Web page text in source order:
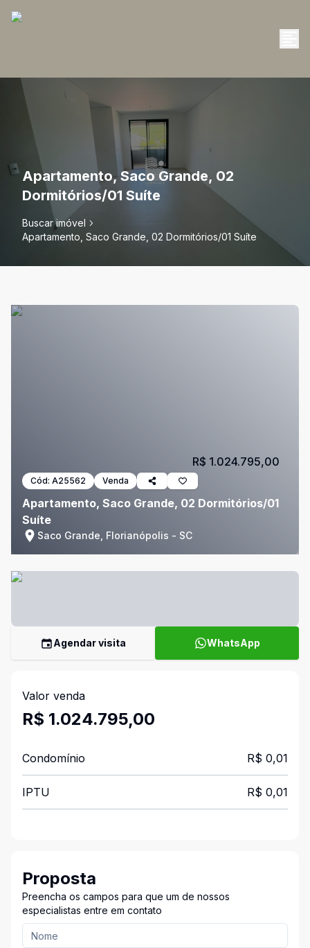
Apartamento, Saco Grande, 02
Dormitórios/01 Suíte
Buscar imóvel
Apartamento, Saco Grande, 02 Dormitórios/01 Suíte
Cód: A25562 Venda
Apartamento, Saco Grande, 02 Dormitórios/01
Suíte
Saco Grande, Florianópolis - SC
R$ 1.024.795,00
Agendar visita WhatsApp
Valor venda
R$ 1.024.795,00
Condomínio R$ 0,01
IPTU R$ 0,01
Proposta
Preencha os campos para que um de nossos
especialistas entre em contato